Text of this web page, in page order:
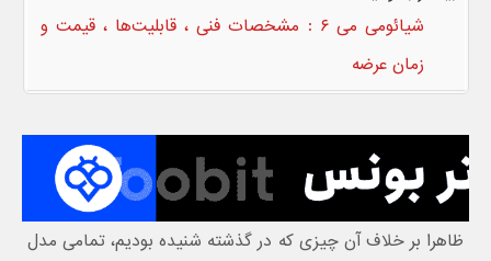
شیائومی می ۶ : مشخصات فنی ، قابلیت‌ها ، قیمت و
زمان عرضه
ظاهرا بر خلاف آن چیزی که در گذشته شنیده بودیم، تمامی مدل